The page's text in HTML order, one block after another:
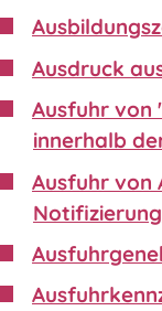
Ausdruck
Ausfuhr von
innerhalb
Ausfuhr von